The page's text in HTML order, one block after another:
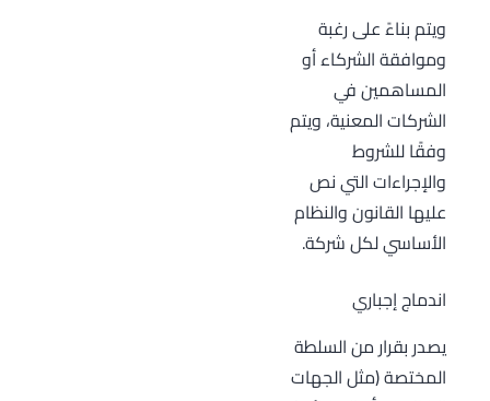
ويتم بناءً على رغبة
وموافقة الشركاء أو
المساهمين في
الشركات المعنية، ويتم
وفقًا للشروط
والإجراءات التي نص
عليها القانون والنظام
الأساسي لكل شركة.
اندماج إجباري
يصدر بقرار من السلطة
المختصة (مثل الجهات